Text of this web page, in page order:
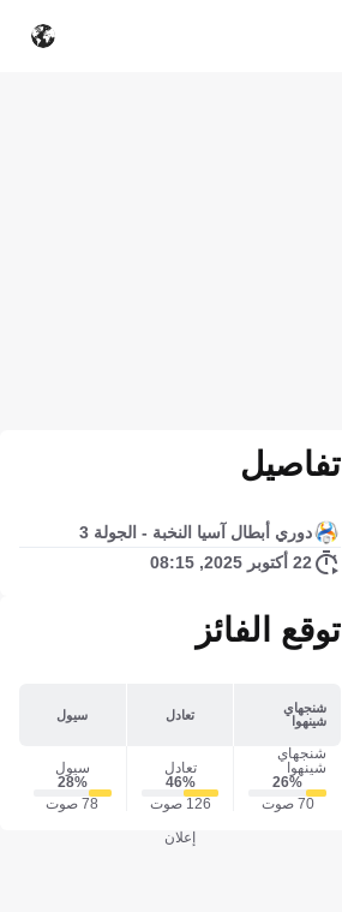
تفاصيل
دوري أبطال آسيا النخبة - الجولة 3
22 أكتوبر 2025, 08:15
توقع الفائز
شنجهاي
شينهوا
تعادل سيول
شنجهاي
شينهوا
26‎%‎
70 صوت
تعادل
46‎%‎
126 صوت
سيول
28‎%‎
78 صوت
إعلان